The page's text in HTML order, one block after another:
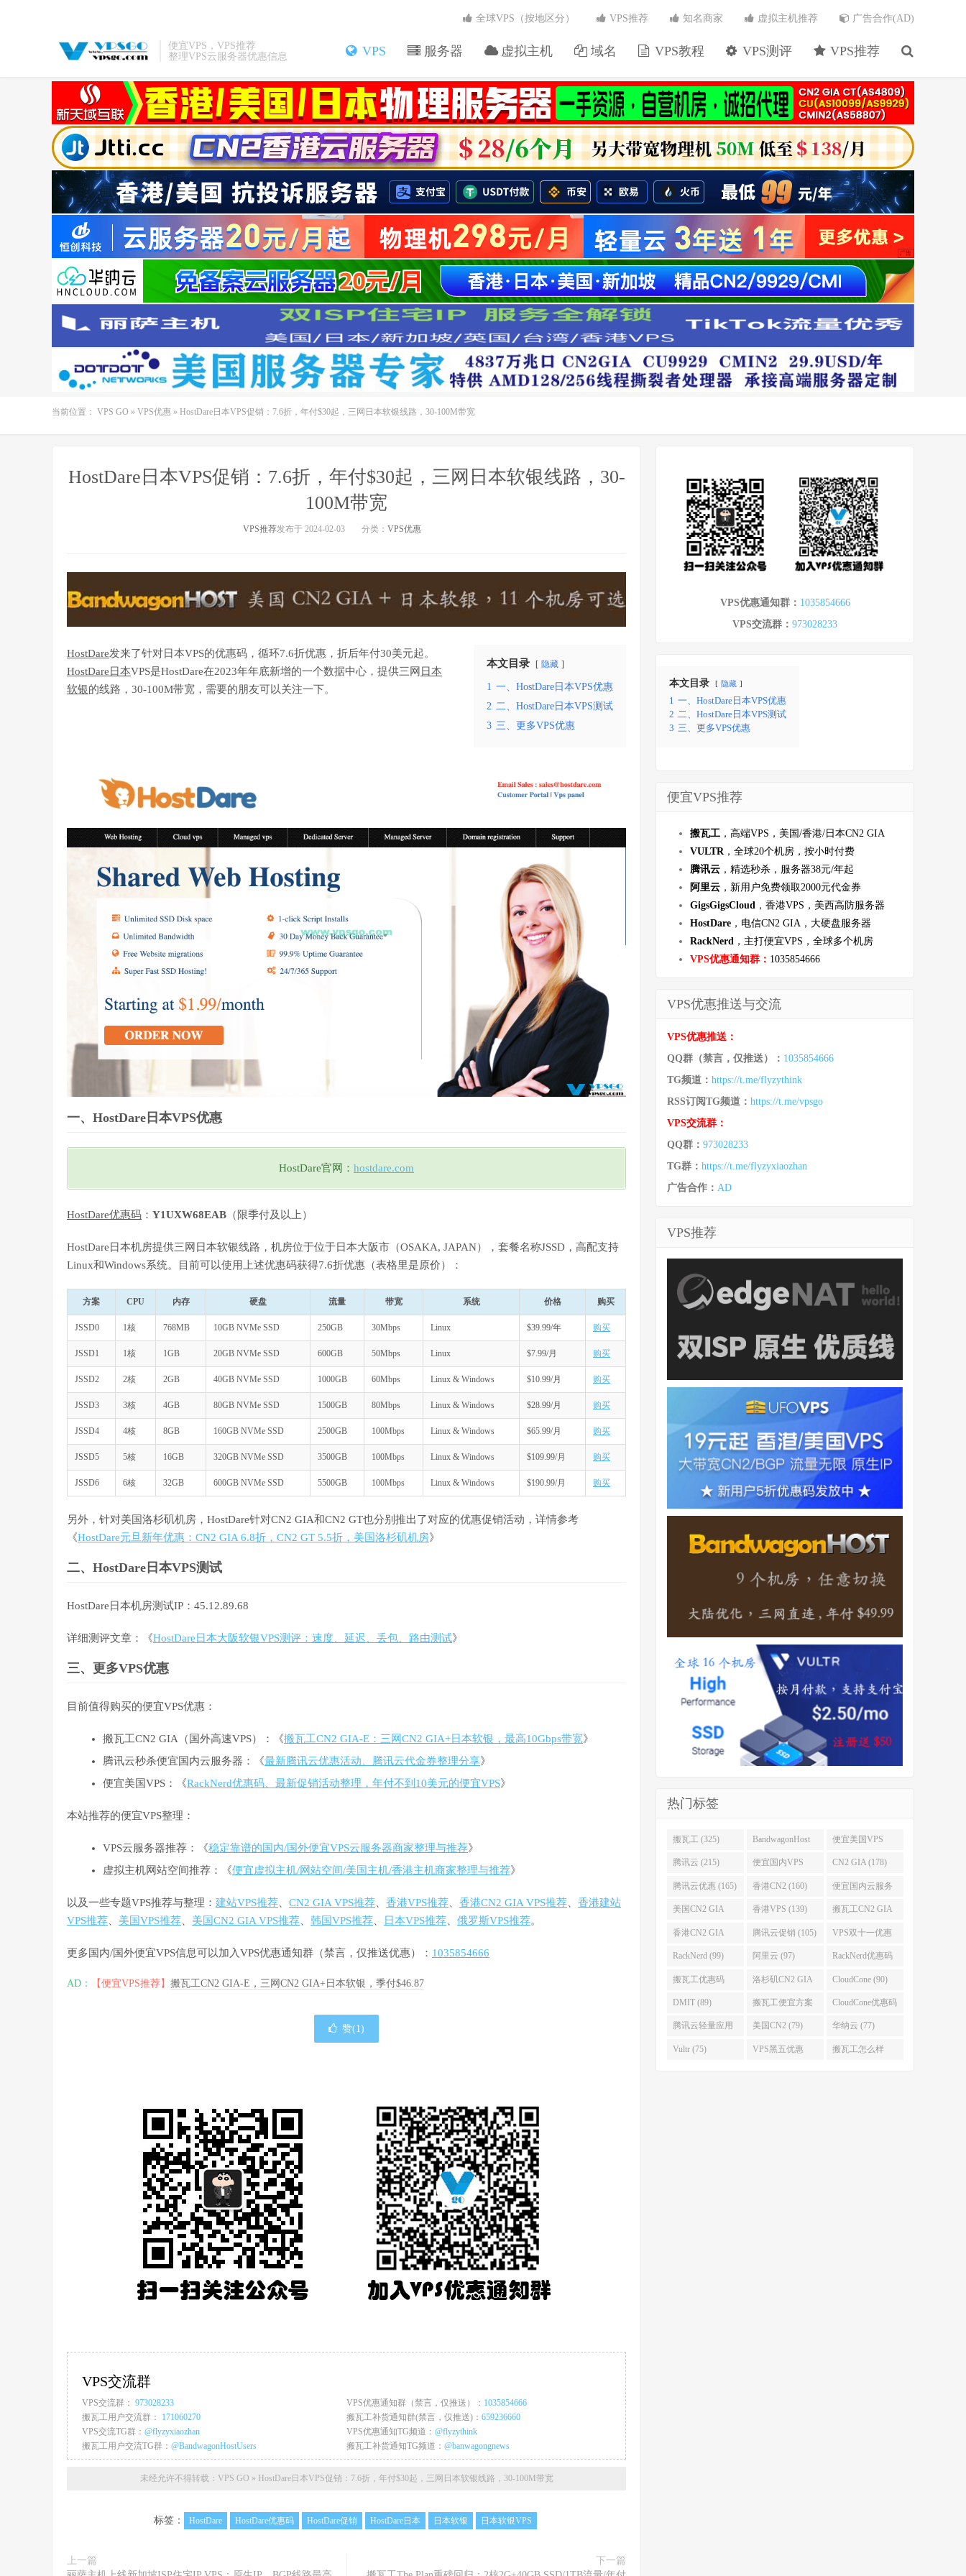
便宜VPS，VPS推荐
整理VPS云服务器优惠信息
VPS 服务器 虚拟主机 域名 VPS教程 VPS测评 VPS推荐
全球VPS（按地区分） VPS推荐 知名商家 虚拟主机推荐 广告合作(AD)
当前位置： VPS GO » VPS优惠 » HostDare日本VPS促销：7.6折，年付$30起，三网日本软银线路，30-100M带宽
HostDare日本VPS促销：7.6折，年付$30起，三网日本软银线路，30-
100M带宽
VPS推荐发布于 2024-02-03 分类： VPS优惠
本文目录 隐藏
1 一、HostDare日本VPS优惠
2 二、HostDare日本VPS测试
3 三、更多VPS优惠
HostDare发来了针对日本VPS的优惠码，循环7.6折优惠，折后年付30美元起。
HostDare日本VPS是HostDare在2023年年底新增的一个数据中心，提供三网 日本
软银的线路，30-100M带宽，需要的朋友可以关注一下。
一、HostDare日本VPS优惠
HostDare官网： hostdare.com
HostDare优惠码 ： Y1UXW68EAB （限季付及以上）
HostDare日本机房提供三网日本软银线路，机房位于位于日本大阪市（OSAKA, JAPAN），套餐名称JSSD，高配支持
Linux和Windows系统。目前可以使用上述优惠码获得7.6折优惠（表格里是原价）：
方案 CPU 内存 硬盘 流量 带宽 系统 价格 购买
JSSD0 1核 768MB 10GB NVMe SSD 250GB 30Mbps Linux $39.99/年 购买
JSSD1 1核 1GB 20GB NVMe SSD 600GB 50Mbps Linux $7.99/月 购买
JSSD2 2核 2GB 40GB NVMe SSD 1000GB 60Mbps Linux & Windows $10.99/月 购买
JSSD3 3核 4GB 80GB NVMe SSD 1500GB 80Mbps Linux & Windows $28.99/月 购买
JSSD4 4核 8GB 160GB NVMe SSD 2500GB 100Mbps Linux & Windows $65.99/月 购买
JSSD5 5核 16GB 320GB NVMe SSD 3500GB 100Mbps Linux & Windows $109.99/月 购买
JSSD6 6核 32GB 600GB NVMe SSD 5500GB 100Mbps Linux & Windows $190.99/月 购买
另外，针对美国洛杉矶机房，HostDare针对CN2 GIA和CN2 GT也分别推出了对应的优惠促销活动，详情参考
《HostDare元旦新年优惠：CN2 GIA 6.8折，CN2 GT 5.5折，美国洛杉矶机房》
二、HostDare日本VPS测试
HostDare日本机房测试IP：45.12.89.68
详细测评文章：《HostDare日本大阪软银VPS测评：速度、延迟、丢包、路由测试》
三、更多VPS优惠
目前值得购买的便宜VPS优惠：
搬瓦工CN2 GIA（国外高速VPS）：《搬瓦工CN2 GIA-E：三网CN2 GIA+日本软银，最高10Gbps带宽》
腾讯云秒杀便宜国内云服务器：《最新腾讯云优惠活动、腾讯云代金券整理分享》
便宜美国VPS：《RackNerd优惠码、最新促销活动整理，年付不到10美元的便宜VPS》
本站推荐的便宜VPS整理：
VPS云服务器推荐：《稳定靠谱的国内/国外便宜VPS云服务器商家整理与推荐》
虚拟主机网站空间推荐：《便宜虚拟主机/网站空间/美国主机/香港主机商家整理与推荐》
以及一些专题VPS推荐与整理： 建站VPS推荐 CN2 GIA VPS推荐 香港VPS推荐 香港CN2 GIA VPS推荐
香港建站
VPS推荐
美国VPS推荐 美国CN2 GIA VPS推荐 韩国VPS推荐 日本VPS推荐 俄罗斯VPS推荐。
更多国内/国外便宜VPS信息可以加入VPS优惠通知群（禁言，仅推送优惠）： 1035854666
AD： 【便宜VPS推荐】 搬瓦工CN2 GIA-E，三网CN2 GIA+日本软银，季付$46.87
赞(1)
VPS交流群
VPS交流群： 973028233 VPS优惠通知群（禁言，仅推送）： 1035854666
搬瓦工用户交流群： 171060270 搬瓦工补货通知群(禁言，仅推送)： 659236660
VPS交流TG群： @flyzyxiaozhan VPS优惠通知TG频道： @flyzythink
搬瓦工用户交流TG群： @BandwagonHostUsers 搬瓦工补货通知TG频道： @banwagongnews
未经允许不得转载： VPS GO » HostDare日本VPS促销：7.6折，年付$30起，三网日本软银线路，30-100M带宽
标签： HostDare HostDare优惠码 HostDare促销 HostDare日本 日本软银 日本软银VPS
上一篇
下一篇
VPS优惠通知群： 1035854666
VPS交流群： 973028233
本文目录 隐藏
1 一、HostDare日本VPS优惠
2 二、HostDare日本VPS测试
3 三、更多VPS优惠
便宜VPS推荐
搬瓦工 ，高端VPS，美国/香港/日本CN2 GIA
VULTR ，全球20个机房，按小时付费
腾讯云 ，精选秒杀，服务器38元/年起
阿里云 ，新用户免费领取2000元代金券
GigsGigsCloud ，香港VPS，美西高防服务器
HostDare ，电信CN2 GIA，大硬盘服务器
RackNerd ，主打便宜VPS，全球多个机房
VPS优惠通知群： 1035854666
VPS优惠推送与交流
VPS优惠推送：
QQ群（禁言，仅推送）： 1035854666
TG频道： https://t.me/flyzythink
RSS订阅TG频道： https://t.me/vpsgo
VPS交流群：
QQ群： 973028233
TG群： https://t.me/flyzyxiaozhan
广告合作： AD
VPS推荐
热门标签
搬瓦工 (325) BandwagonHost
(223)
便宜美国VPS
(222)
腾讯云 (215) 便宜国内VPS
(184)
CN2 GIA (178)
腾讯云优惠 (165) 香港CN2 (160) 便宜国内云服务
器 (152)
美国CN2 GIA
(141)
香港VPS (139) 搬瓦工CN2 GIA
(118)
香港CN2 GIA
(111)
腾讯云促销 (105) VPS双十一优惠
(102)
RackNerd (99) 阿里云 (97) RackNerd优惠码
(93)
搬瓦工优惠码
(92)
洛杉矶CN2 GIA
(92)
CloudCone (90)
DMIT (89) 搬瓦工便宜方案
(86)
CloudCone优惠码
(82)
腾讯云轻量应用
服务器 (82)
美国CN2 (79) 华纳云 (77)
Vultr (75) VPS黑五优惠 搬瓦工怎么样